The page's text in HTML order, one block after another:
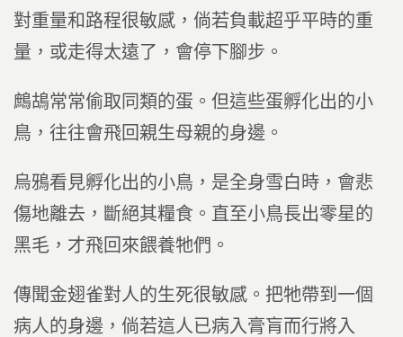
對重量和路程很敏感，倘若負載超乎平時的重
量，或走得太遠了，會停下腳步。
鷓鴣常常偷取同類的蛋。但這些蛋孵化出的小
鳥，往往會飛回親生母親的身邊。
烏鴉看見孵化出的小鳥，是全身雪白時，會悲
傷地離去，斷絕其糧食。直至小鳥長出零星的
黑毛，才飛回來餵養牠們。
傳聞金翅雀對人的生死很敏感。把牠帶到一個
病人的身邊，倘若這人已病入膏肓而行將入